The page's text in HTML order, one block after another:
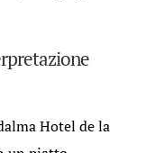
Hotel de la